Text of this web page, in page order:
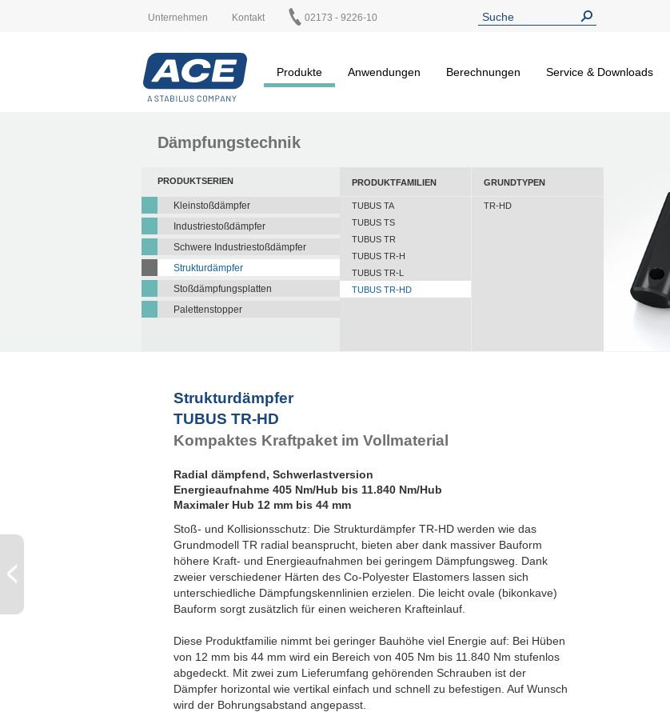
Unternehmen Kontakt 02173 - 9226-10
Produkte
Anwendungen Berechnungen Service & Downloads
Dämpfungstechnik
PRODUKTSERIEN
Kleinstoßdämpfer
Industriestoßdämpfer
Schwere Industriestoßdämpfer
Strukturdämpfer
Stoßdämpfungsplatten
Palettenstopper
PRODUKTFAMILIEN
TUBUS TA
TUBUS TS
TUBUS TR
TUBUS TR-H
TUBUS TR-L
TUBUS TR-HD
GRUNDTYPEN
TR-HD
Strukturdämpfer
TUBUS TR-HD
Kompaktes Kraftpaket im Vollmaterial
Radial dämpfend, Schwerlastversion
Energieaufnahme 405 Nm/Hub bis 11.840 Nm/Hub
Maximaler Hub 12 mm bis 44 mm
Stoß- und Kollisionsschutz: Die Strukturdämpfer TR-HD werden wie das
Grundmodell TR radial beansprucht, bieten aber dank massiver Bauform
höhere Kraft- und Energieaufnahmen bei geringem Dämpfungsweg. Dank
zweier verschiedener Härten des Co-Polyester Elastomers lassen sich
unterschiedliche Dämpfungskennlinien erzielen. Die leicht ovale (bikonkave)
Bauform sorgt zusätzlich für einen weicheren Krafteinlauf.
Diese Produktfamilie nimmt bei geringer Bauhöhe viel Energie auf: Bei Hüben
von 12 mm bis 44 mm wird ein Bereich von 405 Nm bis 11.840 Nm stufenlos
abgedeckt. Mit zwei zum Lieferumfang gehörenden Schrauben ist der
Dämpfer horizontal wie vertikal einfach und schnell zu befestigen. Auf Wunsch
wird der Bohrungsabstand angepasst.